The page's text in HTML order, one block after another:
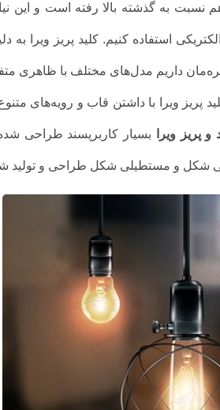
نسبت به گذشته بالا رفته است و این
استفاده کنیم. کلید پریز ویرا به
داریم مدل‌های مختلف با ظاهری
ویرا با داشتن قاب و رویه‌های
و پریز ویرا بسیار کاربرپسند طراحی
شکل و مستطیلی شکل طراحی و تولید